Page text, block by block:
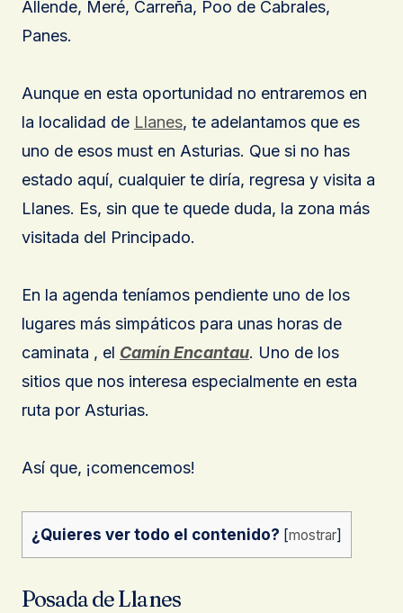
Allende, Meré, Carreña, Poo de Cabrales,
Panes.
Aunque en esta oportunidad no entraremos en
la localidad de Llanes, te adelantamos que es
uno de esos must en Asturias. Que si no has
estado aquí, cualquier te diría, regresa y visita a
Llanes. Es, sin que te quede duda, la zona más
visitada del Principado.
En la agenda teníamos pendiente uno de los
lugares más simpáticos para unas horas de
caminata , el Camín Encantau. Uno de los
sitios que nos interesa especialmente en esta
ruta por Asturias.
Así que, ¡comencemos!
¿Quieres ver todo el contenido? [mostrar]
Posada de Llanes